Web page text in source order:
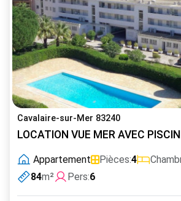
Cavalaire-sur-Mer 83240
LOCATION VUE MER AVEC
Appartement Pièces:4
84m² Pers:6